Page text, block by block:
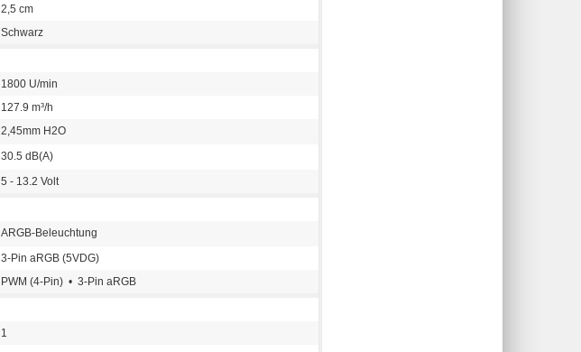
2,5 cm
Schwarz
1800 U/min
127.9 m³/h
2,45mm H2O
30.5 dB(A)
5 - 13.2 Volt
ARGB-Beleuchtung
3-Pin aRGB (5VDG)
PWM (4-Pin) • 3-Pin aRGB
1